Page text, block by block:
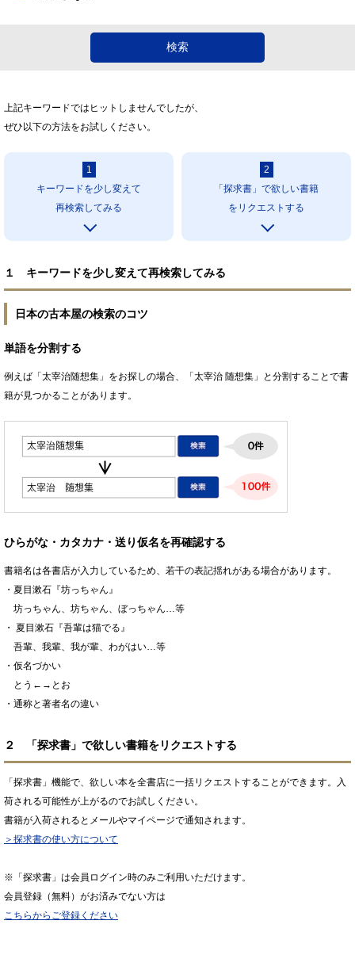
上記キーワードではヒットしませんでしたが、
ぜひ以下の方法をお試しください。
1
キーワードを少し変えて
再検索してみる
2
「探求書」で欲しい書籍
をリクエストする
１ キーワードを少し変えて再検索してみる
日本の古本屋の検索のコツ
単語を分割する
例えば「太宰治随想集」をお探しの場合、「太宰治 随想集」と分割することで書
籍が見つかることがあります。
ひらがな・カタカナ・送り仮名を再確認する
書籍名は各書店が入力しているため、若干の表記揺れがある場合があります。
・夏目漱石『坊っちゃん』
坊っちゃん、坊ちゃん、ぼっちゃん…等
・ 夏目漱石『吾輩は猫でる』
吾輩、我輩、我が輩、わがはい…等
・仮名づかい
とう←→とお
・通称と著者名の違い
２ 「探求書」で欲しい書籍をリクエストする
「探求書」機能で、欲しい本を全書店に一括リクエストすることができます。入
荷される可能性が上がるのでお試しください。
書籍が入荷されるとメールやマイページで通知されます。
＞探求書の使い方について
※「探求書」は会員ログイン時のみご利用いただけます。
会員登録（無料）がお済みでない方は
こちらからご登録ください